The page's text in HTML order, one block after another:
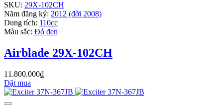
SKU: 29X-102CH
Năm đăng ký: 2012 (đời 2008)
Dung tích: 110cc
Màu sắc: Đỏ đen
Airblade 29X-102CH
11.800.000₫
Đặt mua